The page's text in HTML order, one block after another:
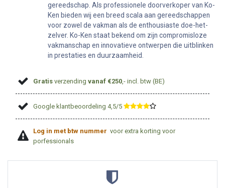
gereedschap. Als professionele doorverkoper van Ko-
Ken bieden wij een breed scala aan gereedschappen
voor zowel de vakman als de enthousiaste doe-het-
zelver. Ko-Ken staat bekend om zijn compromisloze
vakmanschap en innovatieve ontwerpen die uitblinken
in prestaties en duurzaamheid.
Gratis verzendingvanaf €250 ,- incl. btw (BE)
Google klantbeoordeling 4,5/5 ​
Log in met btw nummer voor extra korting voor
porfessionals